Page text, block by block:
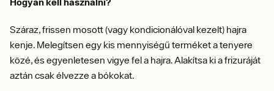
Száraz, frissen mosott (vagy kondicionálóval kezelt) hajra
kenje. Melegítsen egy kis mennyiségű terméket a tenyere
közé, és egyenletesen vigye fel a hajra. Alakítsa ki a frizuráját
aztán csak élvezze a bókokat.